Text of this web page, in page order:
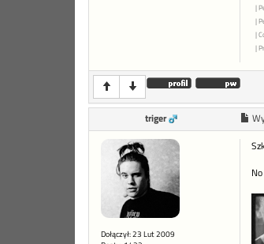
|
|
|
|
triger
Dołączył: 23 Lut 2009